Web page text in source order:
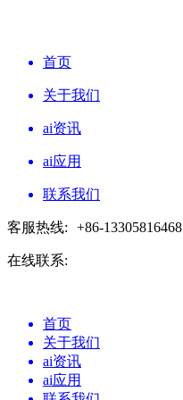
首页
关于我们
ai资讯
ai应用
联系我们
客服热线: +86-13305816468
在线联系:
首页
关于我们
ai资讯
ai应用